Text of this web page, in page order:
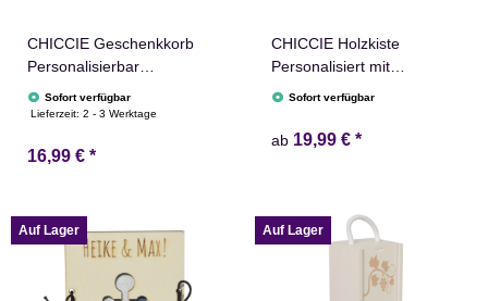
CHICCIE Geschenkkorb
Personalisierbar
Wunschtext zum
Ruhestand 24x13x8cm
Holz Geschenkidee
Sofort verfügbar
Lieferzeit:2 - 3 Werktage
16,99 € *
CHICCIE Holzkiste
Personalisiert mit
Wunschtext für jeden
Erinnerungskiste
Sofort verfügbar
ab 19,99 € *
Auf Lager Auf Lager